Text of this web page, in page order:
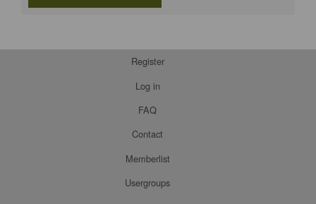
Register
Log in
FAQ
Contact
Memberlist
Usergroups